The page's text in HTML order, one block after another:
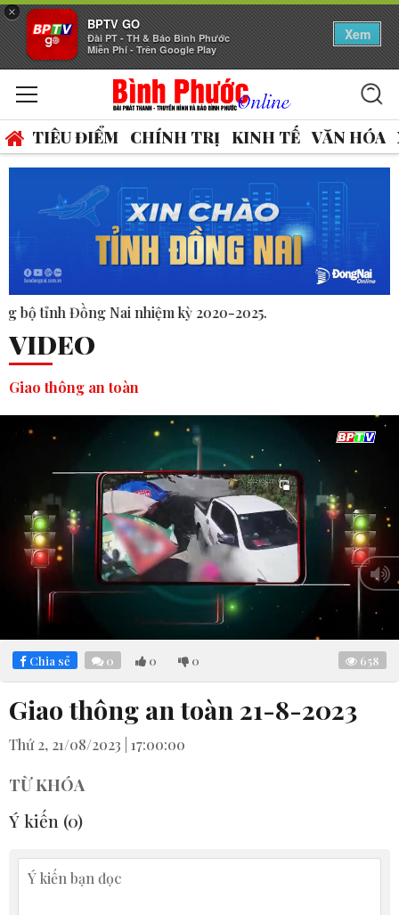
×
BPTV GO
Đài PT - TH & Báo Bình Phước
Miễn Phí - Trên Google Play
Xem
TIÊU ĐIỂM CHÍNH TRỊ KINH TẾ VĂN HÓA
VIDEO
Giao thông an toàn
Loaded
7.40%
Chia sẻ 0 0 0 658
Giao thông an toàn 21-8-2023
Thứ 2, 21/08/2023 | 17:00:00
TỪ KHÓA
Ý kiến (0)